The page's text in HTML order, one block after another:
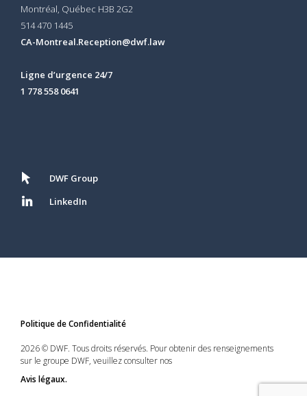
Montréal, Québec H3B 2G2
514 470 1445
CA-Montreal.Reception@dwf.law
Ligne d’urgence 24/7
1 778 558 0641
DWF Group
LinkedIn
Politique de Confidentialité
2026 © DWF. Tous droits réservés. Pour obtenir des renseignements
sur le groupe DWF, veuillez consulter nos
Avis légaux.